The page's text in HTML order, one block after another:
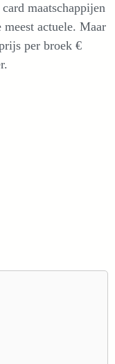
maatschappijen
meest actuele. Maar
per broek €